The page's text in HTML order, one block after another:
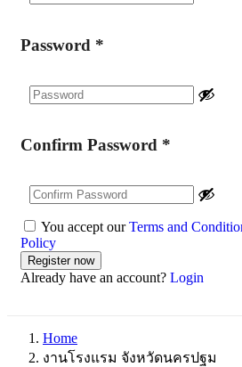
Password *
Confirm Password *
You accept ourTerms and
Policy
Already have an account? Login
Home
งานโรงแรม จังหวัดนครปฐม